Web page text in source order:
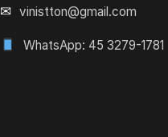
✉ vinistton@gmail.com
WhatsApp: 45 3279-1781